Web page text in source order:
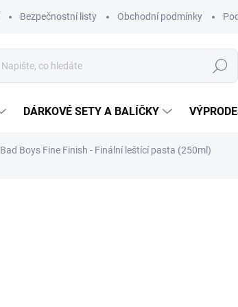
Bezpečnostní listy Obchodní podmínky
Hledat
DÁRKOVÉ SETY A BALÍČKY
Bad Boys Fine Finish - Finální leštící pasta (250ml)